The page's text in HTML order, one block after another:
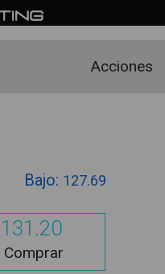
Acciones
Bajo: 127.69
131.20
Comprar